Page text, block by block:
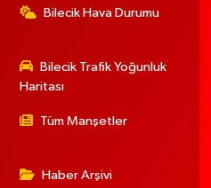
Bilecik Hava Durumu
Bilecik Trafik Yoğunluk
Haritası
Tüm Manşetler
Haber Arşivi